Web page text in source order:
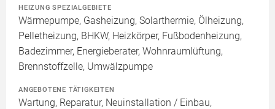
HEIZUNG SPEZIALGEBIETE
Wärmepumpe, Gasheizung, Solarthermie, Ölheizung,
Pelletheizung, BHKW, Heizkörper, Fußbodenheizung,
Badezimmer, Energieberater, Wohnraumlüftung,
Brennstoffzelle, Umwälzpumpe
ANGEBOTENE TÄTIGKEITEN
Wartung, Reparatur, Neuinstallation / Einbau,